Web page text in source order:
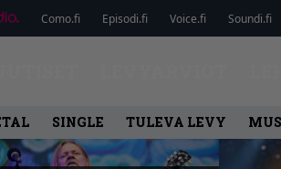
Como.fi Episodi.fi Voice.fi Soundi.fi
SINGLE TULEVA LEVY